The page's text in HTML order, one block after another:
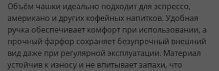
Объём чашки идеально подходит для эспрессо,
американо и других кофейных напитков. Удобная
ручка обеспечивает комфорт при использовании, а
прочный фарфор сохраняет безупречный внешний
вид даже при регулярной эксплуатации. Материал
устойчив к износу и не впитывает запахи, что